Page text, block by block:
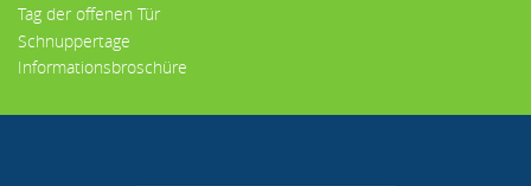
Tag der offenen Tür
Schnuppertage
Informationsbroschüre